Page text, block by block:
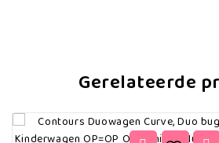
Gerelateerde